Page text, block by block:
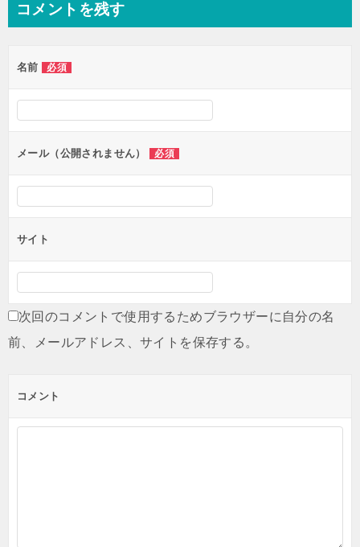
ビ
ー
シ
ン
コメントを残す
名前 必須
メール（公開されません） 必須
サイト
次回のコメントで使用するためブラウザーに自分の名
前、メールアドレス、サイトを保存する。
コメント